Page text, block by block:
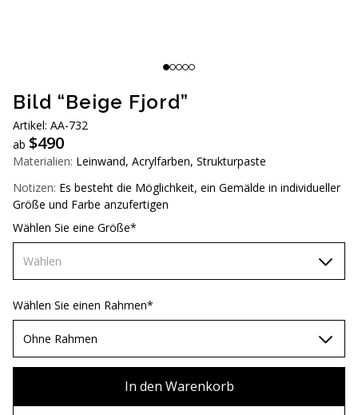
Bild “Beige Fjord”
Artikel: АА-732
ab $490
Materialien: Leinwand, Acrylfarben, Strukturpaste
Notizen: Es besteht die Möglichkeit, ein Gemälde in individueller
Größe und Farbe anzufertigen
Wählen Sie eine Größe*
Wählen
60х90 см
70х100 см
Wählen Sie einen Rahmen*
Ohne Rahmen
In den Warenkorb